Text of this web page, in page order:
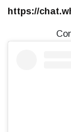
https://